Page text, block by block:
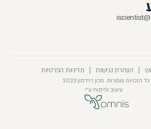
הזכויות שמורות. מכון דוידסון 2023
עיצוב ופיתוח ע״י
| הצהרת נגישות | מדיניות הפרטיות